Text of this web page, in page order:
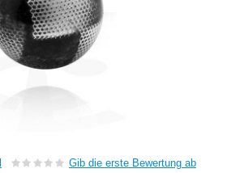
Gib die erste Bewertung ab